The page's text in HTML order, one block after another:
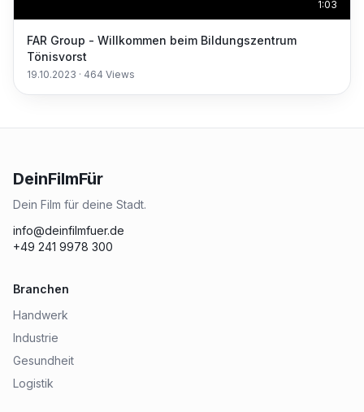
1:03
FAR Group - Willkommen beim Bildungszentrum
Tönisvorst
19.10.2023 · 464 Views
DeinFilmFür
Dein Film für deine Stadt.
info@deinfilmfuer.de
+49 241 9978 300
Branchen
Handwerk
Industrie
Gesundheit
Logistik